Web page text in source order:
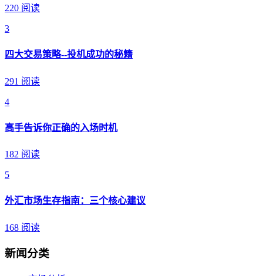
220 阅读
3
四大交易策略--投机成功的秘籍
291 阅读
4
高手告诉你正确的入场时机
182 阅读
5
外汇市场生存指南：三个核心建议
168 阅读
新闻分类